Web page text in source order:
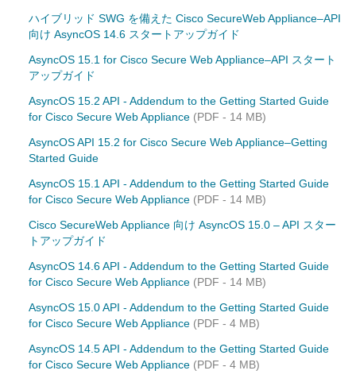
ハイブリッド SWG を備えた Cisco SecureWeb Appliance–API
向け AsyncOS 14.6 スタートアップガイド
AsyncOS 15.1 for Cisco Secure Web Appliance–API スタート
アップガイド
AsyncOS 15.2 API - Addendum to the Getting Started Guide
for Cisco Secure Web Appliance (PDF - 14 MB)
AsyncOS API 15.2 for Cisco Secure Web Appliance–Getting
Started Guide
AsyncOS 15.1 API - Addendum to the Getting Started Guide
for Cisco Secure Web Appliance (PDF - 14 MB)
Cisco SecureWeb Appliance 向け AsyncOS 15.0 – API スター
トアップガイド
AsyncOS 14.6 API - Addendum to the Getting Started Guide
for Cisco Secure Web Appliance (PDF - 14 MB)
AsyncOS 15.0 API - Addendum to the Getting Started Guide
for Cisco Secure Web Appliance (PDF - 4 MB)
AsyncOS 14.5 API - Addendum to the Getting Started Guide
for Cisco Secure Web Appliance (PDF - 4 MB)